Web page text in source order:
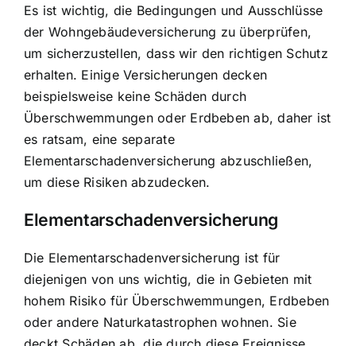
Es ist wichtig, die Bedingungen und Ausschlüsse
der Wohngebäudeversicherung zu überprüfen,
um sicherzustellen, dass wir den richtigen Schutz
erhalten. Einige Versicherungen decken
beispielsweise keine Schäden durch
Überschwemmungen oder Erdbeben ab, daher ist
es ratsam, eine separate
Elementarschadenversicherung abzuschließen,
um diese Risiken abzudecken.
Elementarschadenversicherung
Die Elementarschadenversicherung ist für
diejenigen von uns wichtig, die in Gebieten mit
hohem Risiko für Überschwemmungen, Erdbeben
oder andere Naturkatastrophen wohnen. Sie